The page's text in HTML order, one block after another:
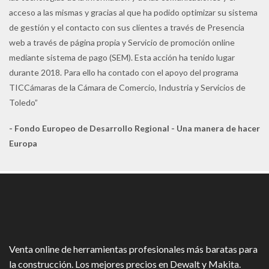
acceso a las mismas y gracias al que ha podido optimizar su sistema
de gestión y el contacto con sus clientes a través de Presencia
web a través de página propia y Servicio de promoción online
mediante sistema de pago (SEM). Esta acción ha tenido lugar
durante 2018. Para ello ha contado con el apoyo del programa
TICCámaras de la Cámara de Comercio, Industria y Servicios de
Toledo”
- Fondo Europeo de Desarrollo Regional - Una manera de hacer
Europa
Venta online de herramientas profesionales más baratas para
la construcción. Los mejores precios en Dewalt y Makita.